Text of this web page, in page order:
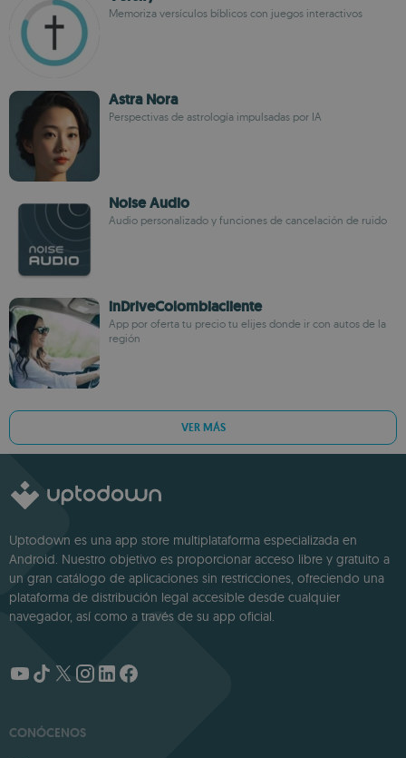
Memoriza versículos bíblicos con juegos interactivos
Astra Nora
Perspectivas de astrología impulsadas por IA
Noise Audio
Audio personalizado y funciones de cancelación de ruido
inDriveColombiacliente
App por oferta tu precio tu elijes donde ir con autos de la
región
VER MÁS
Uptodown es una app store multiplataforma especializada en
Android. Nuestro objetivo es proporcionar acceso libre y gratuito a
un gran catálogo de aplicaciones sin restricciones, ofreciendo una
plataforma de distribución legal accesible desde cualquier
navegador, así como a través de su app oficial.
CONÓCENOS